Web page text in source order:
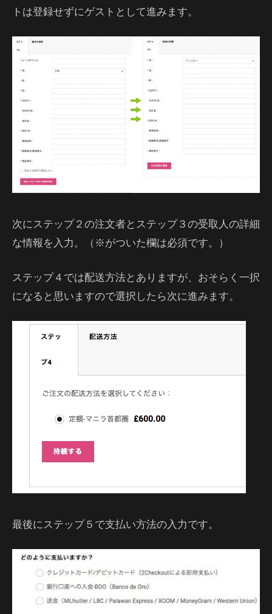
トは登録せずにゲストとして進みます。
次にステップ２の注文者とステップ３の受取人の詳細
な情報を入力。（※がついた欄は必須です。）
ステップ４では配送方法とありますが、おそらく一択
になると思いますので選択したら次に進みます。
最後にステップ５で支払い方法の入力です。